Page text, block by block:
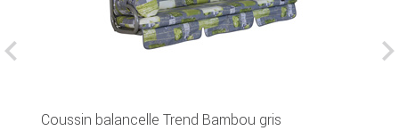
Coussin balancelle Trend Bambou gris